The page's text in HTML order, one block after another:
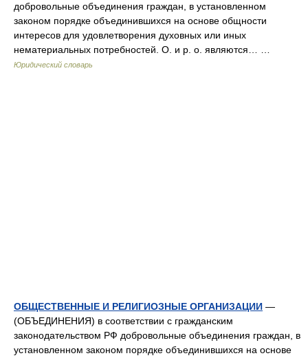
добровольные объединения граждан, в установленном
законом порядке объединившихся на основе общности
интересов для удовлетворения духовных или иных
нематериальных потребностей. О. и р. о. являются… …
Юридический словарь
ОБЩЕСТВЕННЫЕ И РЕЛИГИОЗНЫЕ ОРГАНИЗАЦИИ —
(ОБЪЕДИНЕНИЯ) в соответствии с гражданским
законодательством РФ добровольные объединения граждан, в
установленном законом порядке объединившихся на основе